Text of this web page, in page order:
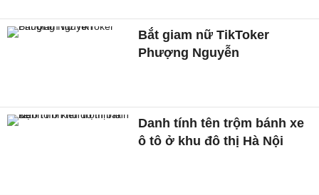
Bắt giam nữ TikToker
Phượng Nguyễn
Danh tính tên trộm bánh xe
ô tô ở khu đô thị Hà Nội